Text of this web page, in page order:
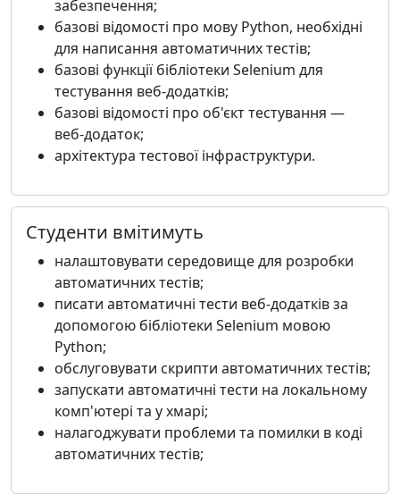
забезпечення;
базові відомості про мову Python, необхідні
для написання автоматичних тестів;
базові функції бібліотеки Selenium для
тестування веб-додатків;
базові відомості про об'єкт тестування —
веб-додаток;
архітектура тестової інфраструктури.
Студенти вмітимуть
налаштовувати середовище для розробки
автоматичних тестів;
писати автоматичні тести веб-додатків за
допомогою бібліотеки Selenium мовою
Python;
обслуговувати скрипти автоматичних тестів;
запускати автоматичні тести на локальному
комп'ютері та у хмарі;
налагоджувати проблеми та помилки в коді
автоматичних тестів;